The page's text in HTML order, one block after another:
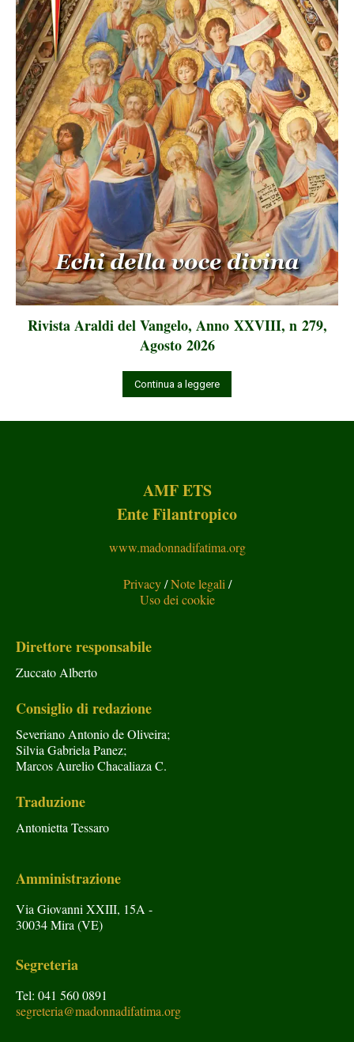
Rivista Araldi del Vangelo, Anno XXVIII, n 279,
Agosto 2026
Continua a leggere
AMF ETS
Ente Filantropico
www.madonnadifatima.org
Privacy/Note legali /
Uso dei cookie
Direttore responsabile
Zuccato Alberto
Consiglio di redazione
Severiano Antonio de Oliveira;
Silvia Gabriela Panez;
Marcos Aurelio Chacaliaza C.
Traduzione
Antonietta Tessaro
Amministrazione
Via Giovanni XXIII, 15A -
30034 Mira (VE)
Segreteria
Tel: 041 560 0891
segreteria@madonnadifatima.org